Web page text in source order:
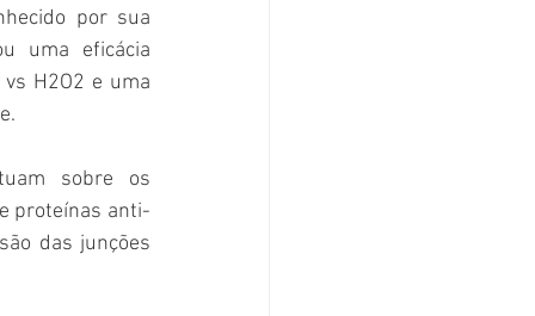
por sua
uma eficácia
H2O2 e uma
sobre os
proteínas anti-
das junções